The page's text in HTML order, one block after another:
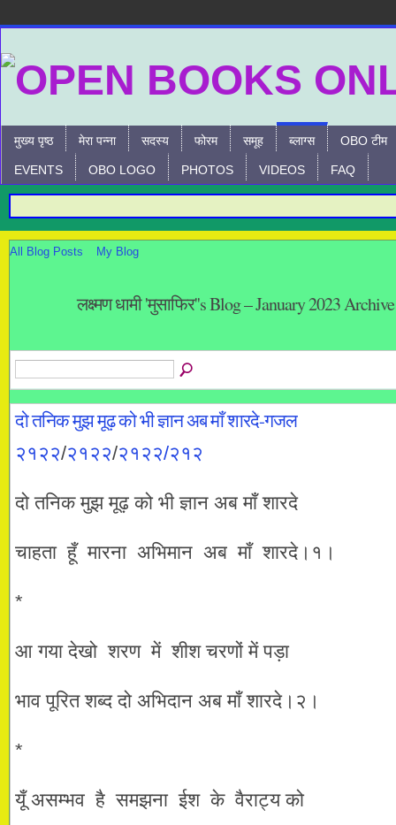
मुख्य पृष्ठ मेरा पन्ना सदस्य फोरम समूह ब्लाग्स OBO टीम
EVENTS OBO LOGO PHOTOS VIDEOS FAQ
All Blog Posts My Blog
लक्ष्मण धामी 'मुसाफिर''s Blog – January 2023
दो तनिक मुझ मूढ़ को भी ज्ञान अब माँ शारदे-गजल
२१२२/२१२२/२१२२/२१२
दो तनिक मुझ मूढ़ को भी ज्ञान अब माँ शारदे
चाहता हूँ मारना अभिमान अब माँ शारदे।१।
*
आ गया देखो शरण में शीश चरणों में पड़ा
भाव पूरित शब्द दो अभिदान अब माँ शारदे।२।
*
यूँ असम्भव है समझना ईश के वैराट्य को